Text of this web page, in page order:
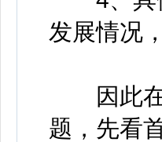
发展情况
因此在
题，先看